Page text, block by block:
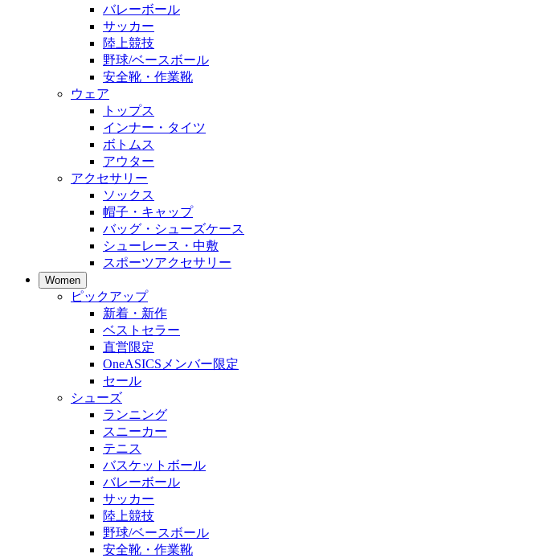
バレーボール
サッカー
陸上競技
野球/ベースボール
安全靴・作業靴
ウェア
トップス
インナー・タイツ
ボトムス
アウター
アクセサリー
ソックス
帽子・キャップ
バッグ・シューズケース
シューレース・中敷
スポーツアクセサリー
Women
ピックアップ
新着・新作
ベストセラー
直営限定
OneASICSメンバー限定
セール
シューズ
ランニング
スニーカー
テニス
バスケットボール
バレーボール
サッカー
陸上競技
野球/ベースボール
安全靴・作業靴